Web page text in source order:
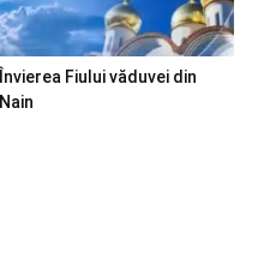
Învierea Fiului văduvei din
Nain